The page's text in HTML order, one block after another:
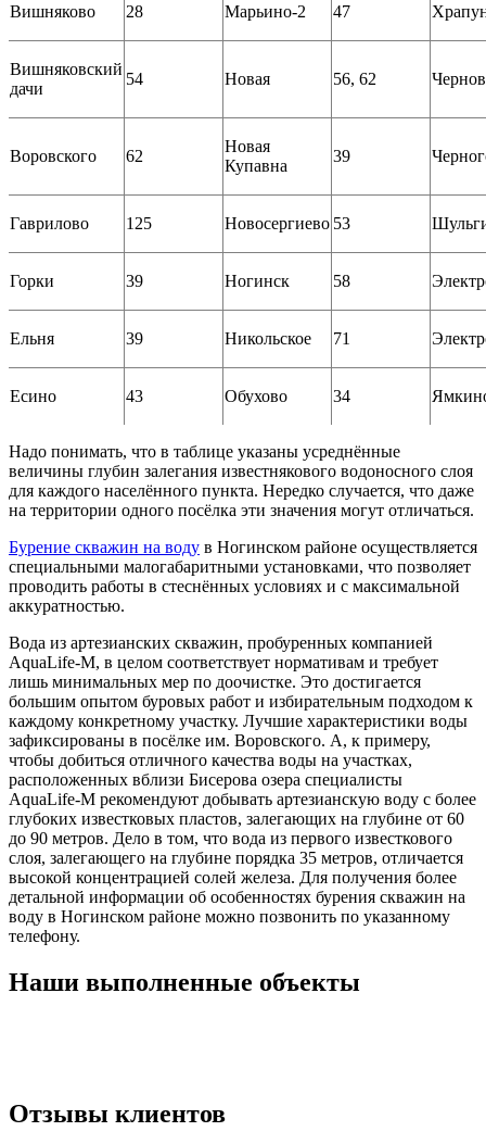
Вишняково 28 Марьино-2 47
Вишняковский
дачи
54 Новая 56, 62
Воровского 62
Новая
Купавна
39
Гаврилово 125 Новосергиево 53
Горки 39 Ногинск 58
Ельня 39 Никольское 71
Есино 43 Обухово 34
Надо понимать, что в таблице указаны усреднённые
величины глубин залегания известнякового водоносного слоя
для каждого населённого пункта. Нередко случается, что даже
на территории одного посёлка эти значения могут отличаться.
Бурение скважин на воду в Ногинском районе осуществляется
специальными малогабаритными установками, что позволяет
проводить работы в стеснённых условиях и с максимальной
аккуратностью.
Вода из артезианских скважин, пробуренных компанией
AquaLife-M, в целом соответствует нормативам и требует
лишь минимальных мер по доочистке. Это достигается
большим опытом буровых работ и избирательным подходом к
каждому конкретному участку. Лучшие характеристики воды
зафиксированы в посёлке им. Воровского. А, к примеру,
чтобы добиться отличного качества воды на участках,
расположенных вблизи Бисерова озера специалисты
AquaLife-M рекомендуют добывать артезианскую воду с более
глубоких известковых пластов, залегающих на глубине от 60
до 90 метров. Дело в том, что вода из первого известкового
слоя, залегающего на глубине порядка 35 метров, отличается
высокой концентрацией солей железа. Для получения более
детальной информации об особенностях бурения скважин на
воду в Ногинском районе можно позвонить по указанному
телефону.
Наши выполненные объекты
Отзывы клиентов